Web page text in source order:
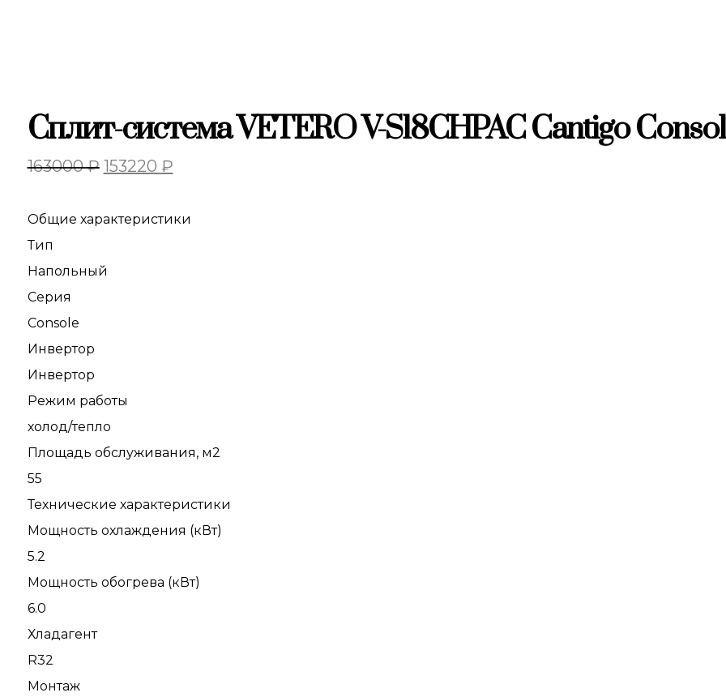
Сплит-система VETERO V-S18CHPAC Cantigo
163000₽ 153220 ₽
Общие характеристики
Тип
Напольный
Серия
Console
Инвертор
Инвертор
Режим работы
холод/тепло
Площадь обслуживания, м2
55
Технические характеристики
Мощность охлаждения (кВт)
5.2
Мощность обогрева (кВт)
6.0
Хладагент
R32
Монтаж